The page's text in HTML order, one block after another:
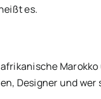
es.
Designer und